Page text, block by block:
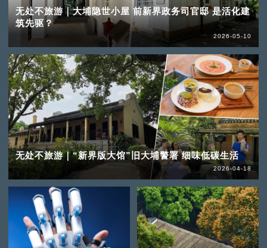
无处不旅游｜大埔隐世小屋 前新界政务司官邸 是活化建
筑先驱？
2026-05-10
无处不旅游｜“新界版大馆”旧大埔警署 细味低碳生活
2026-04-18